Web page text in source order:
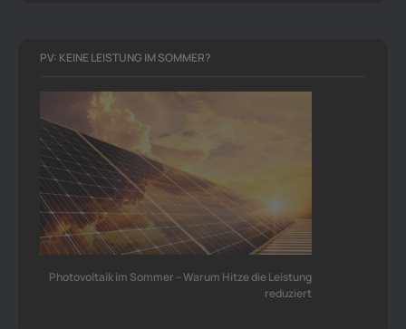
PV: KEINE LEISTUNG IM SOMMER?
Photovoltaik im Sommer – Warum Hitze die Leistung
reduziert